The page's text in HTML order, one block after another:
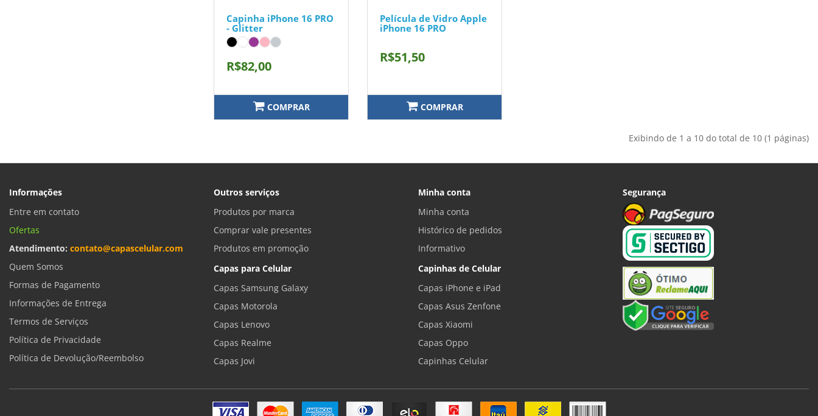
Capinha iPhone 16 PRO
- Glitter
R$82,00
COMPRAR
Película de Vidro Apple
iPhone 16 PRO
R$51,50
COMPRAR
Exibindo de 1 a 10 do total de 10 (1 páginas)
Informações
Entre em contato
Ofertas
Atendimento: contato@capascelular.com
Quem Somos
Formas de Pagamento
Informações de Entrega
Termos de Serviços
Política de Privacidade
Política de Devolução/Reembolso
Outros serviços
Produtos por marca
Comprar vale presentes
Produtos em promoção
Capas para Celular
Capas Samsung Galaxy
Capas Motorola
Capas Lenovo
Capas Realme
Capas Jovi
Minha conta
Minha conta
Histórico de pedidos
Informativo
Capinhas de Celular
Capas iPhone e iPad
Capas Asus Zenfone
Capas Xiaomi
Capas Oppo
Capinhas Celular
Segurança